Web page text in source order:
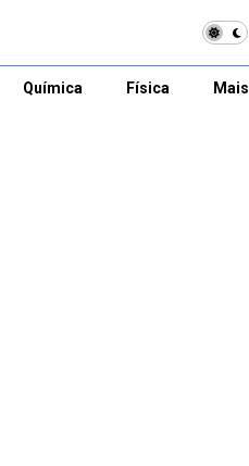
Química Física Mais